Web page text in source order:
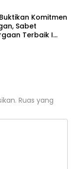
Buktikan Komitmen
Sabet
Terbaik I
Ruas yang